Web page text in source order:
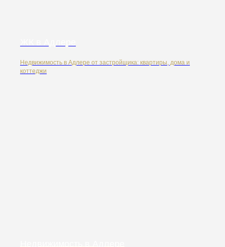
Недвижимость в Адлере от застройщика: квартиры, дома и
коттеджи